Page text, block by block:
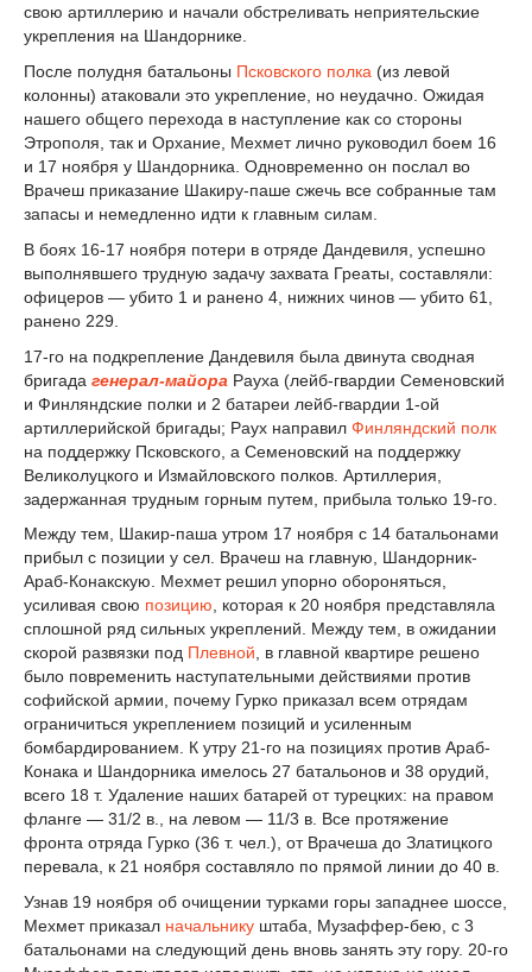
свою артиллерию и начали обстреливать неприятельские
укрепления на Шандорнике.
После полудня батальоны Псковского полка (из левой
колонны) атаковали это укрепление, но неудачно. Ожидая
нашего общего перехода в наступление как со стороны
Этрополя, так и Орхание, Мехмет лично руководил боем 16
и 17 ноября у Шандорника. Одновременно он послал во
Врачеш приказание Шакиру-паше сжечь все собранные там
запасы и немедленно идти к главным силам.
В боях 16-17 ноября потери в отряде Дандевиля, успешно
выполнявшего трудную задачу захвата Греаты, составляли:
офицеров — убито 1 и ранено 4, нижних чинов — убито 61,
ранено 229.
17-го на подкрепление Дандевиля была двинута сводная
бригада генерал-майора Рауха (лейб-гвардии Семеновский
и Финляндские полки и 2 батареи лейб-гвардии 1-ой
артиллерийской бригады; Раух направил Финляндский полк
на поддержку Псковского, а Семеновский на поддержку
Великолуцкого и Измайловского полков. Артиллерия,
задержанная трудным горным путем, прибыла только 19-го.
Между тем, Шакир-паша утром 17 ноября с 14 батальонами
прибыл с позиции у сел. Врачеш на главную, Шандорник-
Араб-Конакскую. Мехмет решил упорно обороняться,
усиливая свою позицию, которая к 20 ноября представляла
сплошной ряд сильных укреплений. Между тем, в ожидании
скорой развязки под Плевной, в главной квартире решено
было повременить наступательными действиями против
софийской армии, почему Гурко приказал всем отрядам
ограничиться укреплением позиций и усиленным
бомбардированием. К утру 21-го на позициях против Араб-
Конака и Шандорника имелось 27 батальонов и 38 орудий,
всего 18 т. Удаление наших батарей от турецких: на правом
фланге — 31/2 в., на левом — 11/3 в. Все протяжение
фронта отряда Гурко (36 т. чел.), от Врачеша до Златицкого
перевала, к 21 ноября составляло по прямой линии до 40 в.
Узнав 19 ноября об очищении турками горы западнее шоссе,
Мехмет приказал начальнику штаба, Музаффер-бею, с 3
батальонами на следующий день вновь занять эту гору. 20-го